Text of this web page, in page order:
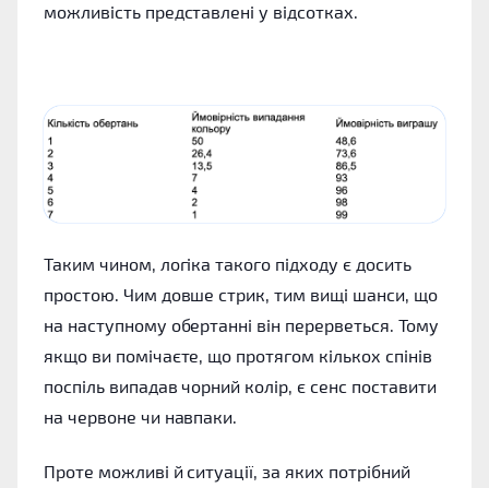
можливість представлені у відсотках.
Таким чином, логіка такого підходу є досить
простою. Чим довше стрик, тим вищі шанси, що
на наступному обертанні він перерветься. Тому
якщо ви помічаєте, що протягом кількох спінів
поспіль випадав чорний колір, є сенс поставити
на червоне чи навпаки.
Проте можливі й ситуації, за яких потрібний